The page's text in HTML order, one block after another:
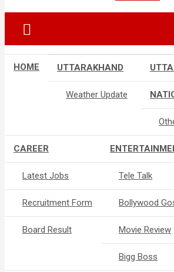
HOME UTTARAKHAND
Weather Update
CAREER
Latest Jobs
Recruitment Form
Board Result
Tele Talk
Bollywood
Movie Review
Bigg Boss